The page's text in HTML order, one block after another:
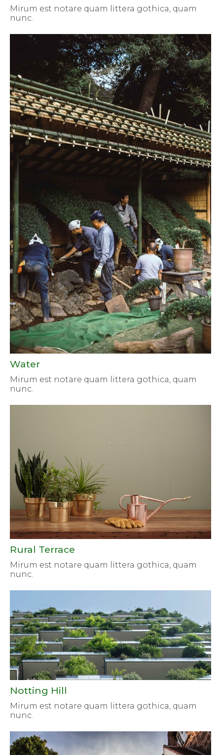
Mirum est notare quam littera gothica, quam
nunc.
Water
Mirum est notare quam littera gothica, quam
nunc.
Rural Terrace
Mirum est notare quam littera gothica, quam
nunc.
Notting Hill
Mirum est notare quam littera gothica, quam
nunc.